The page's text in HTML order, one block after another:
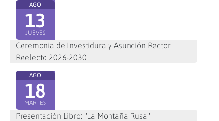
AGO
13
JUEVES
Ceremonia de Investidura y Asunción Rector
Reelecto 2026-2030
AGO
18
MARTES
Presentación Libro: "La Montaña Rusa"